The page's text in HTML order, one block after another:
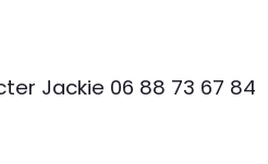
Jackie 06 88 73 67 84